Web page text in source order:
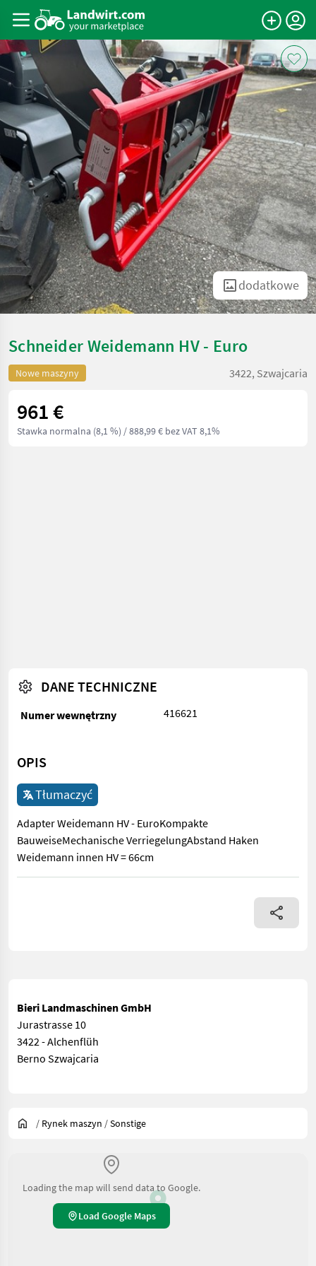
dodatkowe
Schneider Weidemann HV - Euro
Nowe maszyny 3422, Szwajcaria
961 €
Stawka normalna (8,1 %) / 888,99 € bez VAT 8,1%
DANE TECHNICZNE
Numer wewnętrzny 416621
OPIS
Tłumaczyć
Adapter Weidemann HV - EuroKompakte
BauweiseMechanische VerriegelungAbstand Haken
Weidemann innen HV = 66cm
Adapter Weidemann HV - EuroKompakte
Bieri Landmaschinen GmbH
Jurastrasse 10
3422 - Alchenflüh
Berno Szwajcaria
/ Rynek maszyn /Sonstige
Loading the map will send data to Google.
Load Google Maps